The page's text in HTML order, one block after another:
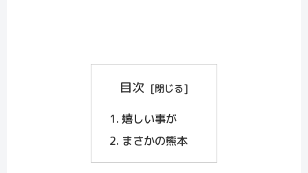
目次
嬉しい事が
まさかの熊本